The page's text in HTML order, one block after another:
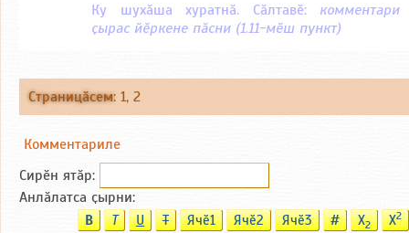
Ку шухӑша хуратнӑ. Сӑлтавӗ: комментари
ҫырас йӗркене пӑсни (1.11-мӗш пункт)
Страницӑсем: 1, 2
Комментариле
Сирӗн ятӑp:
Анлӑлатса ҫырни:
B T U T Ячӗ1 Ячӗ2 Ячӗ3 # X2 X2